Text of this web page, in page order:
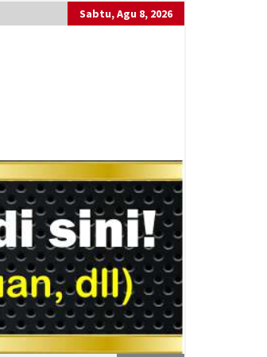
Sabtu, Agu 8, 2026